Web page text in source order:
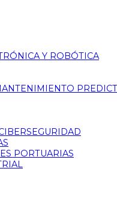
Y ROBÓTICA
PORTUARIAS